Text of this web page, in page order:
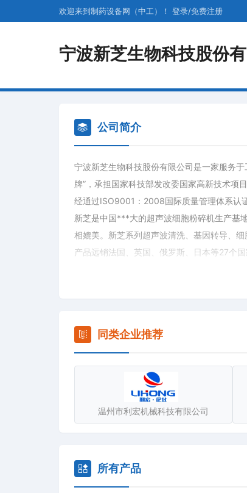
欢迎来到制药设备网（中工）！ 登录/免费注册
宁波新芝生物科技股份
公司简介
宁波新芝生物科技股份有限公司是一家服务
牌”，承担国家科技部发改委国家高新技术项
经通过ISO9001：2008国际质量管理体系认
新芝是中国***大的超声波细胞粉碎机生产基
相媲美。新芝系列超声波清洗、基因转导、
产品远销法国、英国、俄罗斯、日本等27个
官网：[url=http://www.scientz.com]超声波
同类企业推荐
温州市利宏机械科技有限公司
所有产品